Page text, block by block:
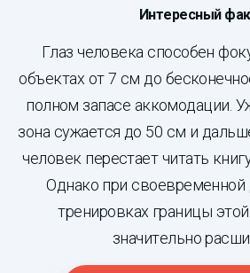
Интересный
Глаз человека способен
объектах от 7 см до
полном запасе аккомодации.
зона сужается до 50 см и
человек перестает читать
Однако при своевременной
тренировках границы
значительно